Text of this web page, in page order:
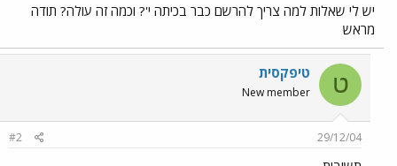
יש לי שאלות למה צריך להרשם כבר בכיתה י'? וכמה זה עולה? תודה
מראש
ט טיפקסית
New member
29/12/04
#2